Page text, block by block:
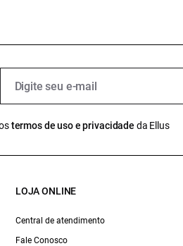
termos de uso e privacidade da Ellus
LOJA ONLINE
Central de atendimento
Fale Conosco